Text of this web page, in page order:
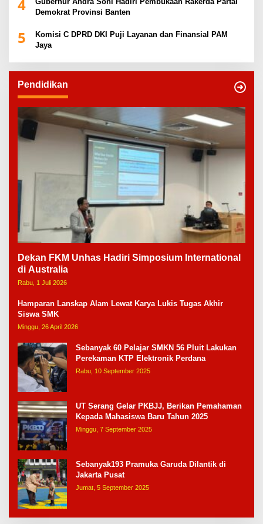
4
Demokrat Provinsi Banten
5
Komisi C DPRD DKI Puji Layanan dan Finansial PAM
Jaya
Pendidikan
Dekan FKM Unhas Hadiri Simposium International
di Australia
Rabu, 1 Juli 2026
Hamparan Lanskap Alam Lewat Karya Lukis Tugas Akhir
Siswa SMK
Minggu, 26 April 2026
Sebanyak 60 Pelajar SMKN 56 Pluit Lakukan
Perekaman KTP Elektronik Perdana
Rabu, 10 September 2025
UT Serang Gelar PKBJJ, Berikan Pemahaman
Kepada Mahasiswa Baru Tahun 2025
Minggu, 7 September 2025
Sebanyak193 Pramuka Garuda Dilantik di
Jakarta Pusat
Jumat, 5 September 2025